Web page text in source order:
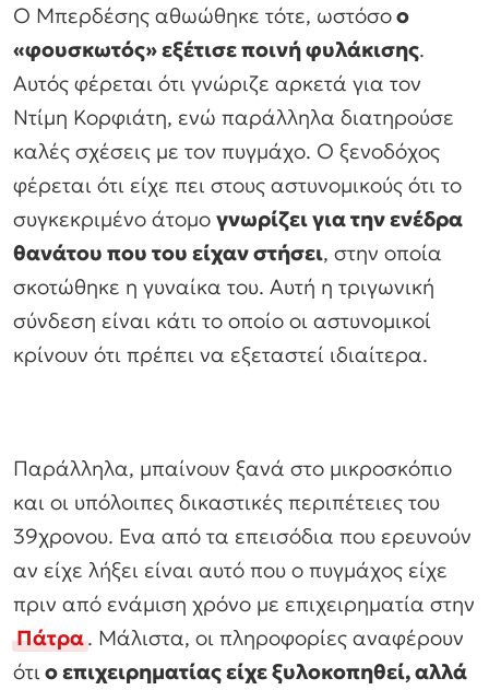
Ο Μπερδέσης αθωώθηκε τότε, ωστόσοο
«φουσκωτός» εξέτισε ποινή φυλάκισης.
Αυτός φέρεται ότι γνώριζε αρκετά για τον
Ντίμη Κορφιάτη, ενώ παράλληλα διατηρούσε
καλές σχέσεις με τον πυγμάχο. Ο ξενοδόχος
φέρεται ότι είχε πει στους αστυνομικούς ότι το
συγκεκριμένο άτομο γνωρίζει για την ενέδρα
θανάτου που του είχαν στήσει, στην οποία
σκοτώθηκε η γυναίκα του. Αυτή η τριγωνική
σύνδεση είναι κάτι το οποίο οι αστυνομικοί
κρίνουν ότι πρέπει να εξεταστεί ιδιαίτερα.
Παράλληλα, μπαίνουν ξανά στο μικροσκόπιο
και οι υπόλοιπες δικαστικές περιπέτειες του
39χρονου. Ενα από τα επεισόδια που ερευνούν
αν είχε λήξει είναι αυτό που ο πυγμάχος είχε
πριν από ενάμιση χρόνο με επιχειρηματία στην
Πάτρα. Μάλιστα, οι πληροφορίες αναφέρουν
ότιο επιχειρηματίας είχε ξυλοκοπηθεί, αλλά